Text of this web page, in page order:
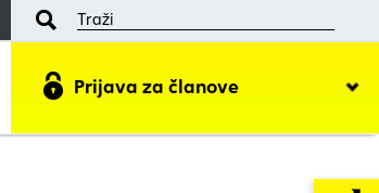
Prijava za članove